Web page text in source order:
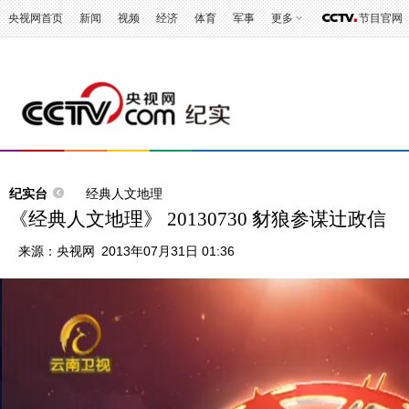
央视网首页 新闻 视频 经济 体育 军事 更多 节目官网
纪实台 经典人文地理
《经典人文地理》 20130730 豺狼参谋辻政信
来源： 央视网 2013年07月31日 01:36